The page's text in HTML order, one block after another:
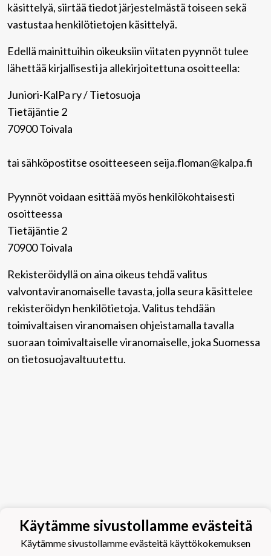
käsittelyä, siirtää tiedot järjestelmästä toiseen sekä
vastustaa henkilötietojen käsittelyä.
Edellä mainittuihin oikeuksiin viitaten pyynnöt tulee
lähettää kirjallisesti ja allekirjoitettuna osoitteella:
Juniori-KalPa ry / Tietosuoja
Tietäjäntie 2
70900 Toivala
tai sähköpostitse osoitteeseen seija.floman@kalpa.fi
Pyynnöt voidaan esittää myös henkilökohtaisesti
osoitteessa
Tietäjäntie 2
70900 Toivala
Rekisteröidyllä on aina oikeus tehdä valitus
valvontaviranomaiselle tavasta, jolla seura käsittelee
rekisteröidyn henkilötietoja. Valitus tehdään
toimivaltaisen viranomaisen ohjeistamalla tavalla
suoraan toimivaltaiselle viranomaiselle, joka Suomessa
on tietosuojavaltuutettu.
Käytämme sivustollamme evästeitä
Käytämme sivustollamme evästeitä käyttökokemuksen